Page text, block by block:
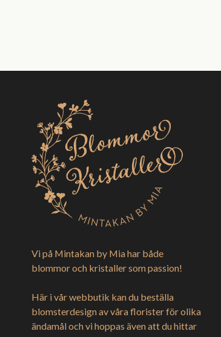
Vi på Mintakan by Mia har både
blommor och kristaller som passion!
Här i vår webbutik kan du beställa
blomsterdesign av våra florister för olika
ändamål och vi hoppas även att du hittar